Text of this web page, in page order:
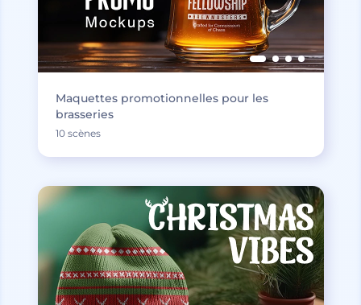
Maquettes promotionnelles pour les
brasseries
10 scènes